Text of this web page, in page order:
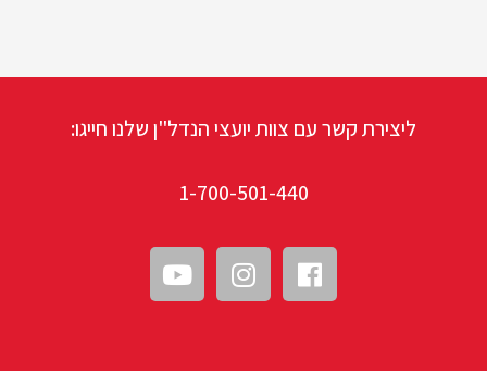
ליצירת קשר עם צוות יועצי הנדל"ן שלנו חייגו:
1-700-501-440